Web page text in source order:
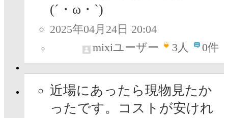
(´・ω・`)
2025年04月24日 20:04
mixiユーザー
3人 0件
近場にあったら現物見たか
ったです。コストが安けれ